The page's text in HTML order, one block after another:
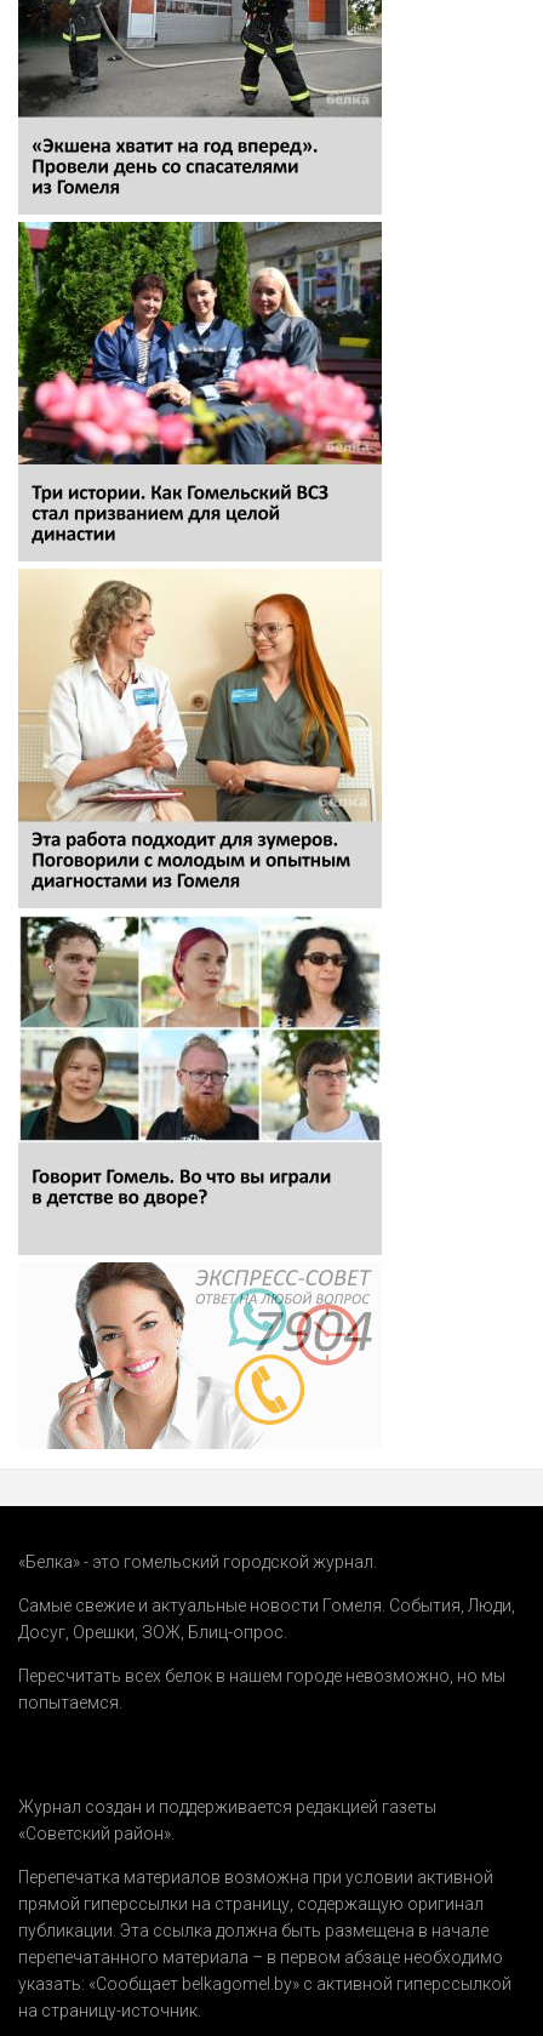
«Белка» - это гомельский городской журнал.
Самые свежие и актуальные новости Гомеля. События Люди
Досуг Орешки ЗОЖ Блиц-опрос
Пересчитать всех белок в нашем городе невозможно, но мы
попытаемся.
Журнал создан и поддерживается редакцией газеты
«Советский район».
Перепечатка материалов возможна при условии активной
прямой гиперссылки на страницу, содержащую оригинал
публикации. Эта ссылка должна быть размещена в начале
перепечатанного материала – в первом абзаце необходимо
указать: «Сообщает belkagomel.by» с активной гиперссылкой
на страницу-источник.